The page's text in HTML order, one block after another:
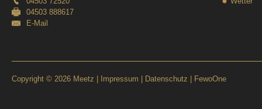
04503 888617
E-Mail
Copyright © 2026 Meetz | Impressum | Datenschutz | FewoOne